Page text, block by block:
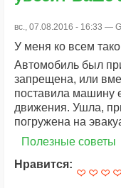
вс., 07.08.2016 - 16:33 —
У меня ко всем
Автомобиль был
запрещена, или
поставила машину
движения. Ушла,
погружена на
Полезные советы
Нравится: